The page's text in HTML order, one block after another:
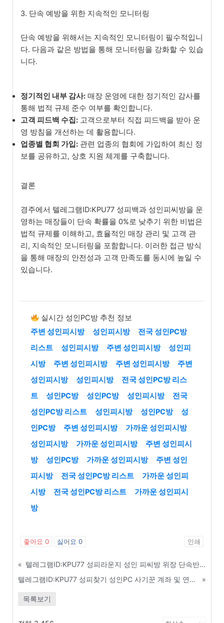
3. 단속 예방을 위한 지속적인 모니터링
단속 예방을 위해서는 지속적인 모니터링이 필수적입니
다. 다음과 같은 방법을 통해 모니터링을 강화할 수 있습
니다.
정기적인 내부 감사: 매장 운영에 대한 정기적인 감사를
통해 법적 규제 준수 여부를 확인합니다.
고객 피드백 수집: 고객으로부터 직접 피드백을 받아 운
영 방침을 개선하는 데 활용합니다.
업종별 협회 가입: 관련 업종의 협회에 가입하여 최신 정
보를 공유하고, 상호 지원 체계를 구축합니다.
결론
경주에서 텔레그램ID:KPU77 성피백과 성인피씨방을 운
영하는 매장들이 단속 확률을 0%로 낮추기 위한 비법은
법적 규제를 이해하고, 효율적인 매장 관리 및 고객 관
리, 지속적인 모니터링을 포함합니다. 이러한 접근 방식
을 통해 매장의 안전성과 고객 만족도를 동시에 높일 수
있습니다.
실시간 성인PC방 추천 정보
주변 성인피시방
성인피시방
전국 성인PC방
리스트
성인피시방 주변 성인피시방
성인피
시방
주변 성인피시방 주변 성인피시방
주변
성인피시방
성인피시방
전국 성인PC방 리스
트
성인PC방 성인PC방 성인피시방
전국
성인PC방 리스트
성인피시방 성인PC방
성
인PC방
주변 성인피시방
가까운 성인피시방
성인피시방
가까운 성인피시방
주변 성인피시
방
성인PC방 가까운 성인피시방
주변 성인
피시방
전국 성인PC방 리스트
가까운 성인피
시방
전국 성인PC방 리스트
가까운 성인피시
방
좋아요 0 싫어요 0 인쇄
«
텔레그램ID:KPU77 성피라운지 성인 피씨방 위장 단속반(손님) 구별하는 확실한 방법 - 통영
텔레그램ID:KPU77 성피찾기 성인PC 사기꾼 계좌 및 연락처 실시간 조회 - 양평
»
목록보기